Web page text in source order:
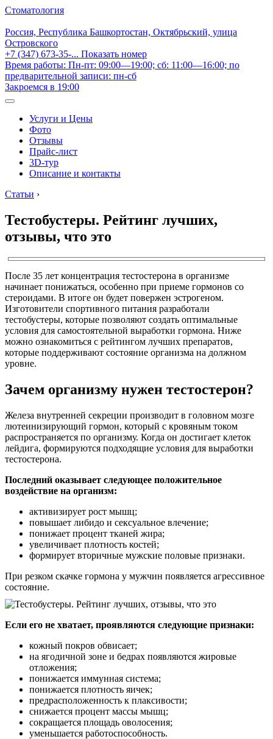
Стоматология
Россия, Республика Башкортостан, Октябрьский, улица
Островского
+7 (347) 673-35-... Показать номер
Время работы: Пн-пт: 09:00—19:00; сб: 11:00—16:00; по
предварительной записи: пн-сб
Закроемся в 19:00
Услуги и Цены
Фото
Отзывы
Прайс-лист
3D-тур
Описание и контакты
Статьи ›
Тестобустеры. Рейтинг лучших,
отзывы, что это
После 35 лет концентрация тестостерона в организме
начинает понижаться, особенно при приеме гормонов со
стероидами. В итоге он будет повержен эстрогеном.
Изготовители спортивного питания разработали
тестобустеры, которые позволяют создать оптимальные
условия для самостоятельной выработки гормона. Ниже
можно ознакомиться с рейтингом лучших препаратов,
которые поддерживают состояние организма на должном
уровне.
Зачем организму нужен тестостерон?
Железа внутренней секреции производит в головном мозге
лютеинизирующий гормон, который с кровяным током
распространяется по организму. Когда он достигает клеток
лейдига, формируются подходящие условия для выработки
тестостерона.
Последний оказывает следующее положительное
воздействие на организм:
активизирует рост мышц;
повышает либидо и сексуальное влечение;
понижает процент тканей жира;
увеличивает плотность костей;
формирует вторичные мужские половые признаки.
При резком скачке гормона у мужчин появляется агрессивное
состояние.
Если его не хватает, проявляются следующие признаки:
кожный покров обвисает;
на ягодичной зоне и бедрах появляются жировые
отложения;
понижается иммунная система;
понижается плотность яичек;
предрасположенность к плаксивости;
снижается процент массы мышц;
сокращается площадь оволосения;
уменьшается работоспособность.